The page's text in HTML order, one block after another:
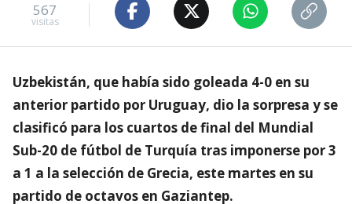
567
visitas
Uzbekistán, que había sido goleada 4-0 en su
anterior partido por Uruguay, dio la sorpresa y se
clasificó para los cuartos de final del Mundial
Sub-20 de fútbol de Turquía tras imponerse por 3
a 1 a la selección de Grecia, este martes en su
partido de octavos en Gaziantep.